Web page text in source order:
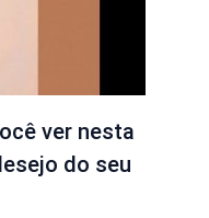
ver nesta
do seu